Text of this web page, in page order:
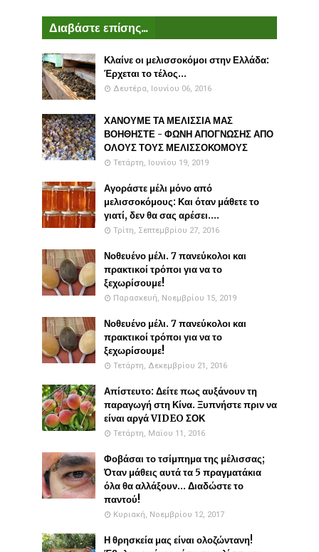
Διαβάστε επίσης...
Κλαίνε οι μελισσοκόμοι στην Ελλάδα:
Έρχεται το τέλος...
Δευτέρα, Ιουνίου 06, 2016
ΧΑΝΟΥΜΕ ΤΑ ΜΕΛΙΣΣΙΑ ΜΑΣ
ΒΟΗΘΗΣΤΕ - ΦΩΝΗ ΑΠΟΓΝΩΣΗΣ ΑΠΟ
ΟΛΟΥΣ ΤΟΥΣ ΜΕΛΙΣΣΟΚΟΜΟΥΣ
Τετάρτη, Ιουνίου 19, 2019
Αγοράστε μέλι μόνο από
μελισσοκόμους: Και όταν μάθετε το
γιατί, δεν θα σας αρέσει....
Τρίτη, Σεπτεμβρίου 27, 2016
Νοθευένο μέλι. 7 πανεύκολοι και
πρακτικοί τρόποι για να το
ξεχωρίσουμε!
Παρασκευή, Νοεμβρίου 15, 2019
Νοθευένο μέλι. 7 πανεύκολοι και
πρακτικοί τρόποι για να το
ξεχωρίσουμε!
Τετάρτη, Δεκεμβρίου 21, 2016
Απίστευτο: Δείτε πως αυξάνουν τη
παραγωγή στη Κίνα. Ξυπνήστε πριν να
είναι αργά VIDEO ΣΟΚ
Τετάρτη, Μαΐου 11, 2016
Φοβάσαι το τσίμπημα της μέλισσας;
Όταν μάθεις αυτά τα 5 πραγματάκια
όλα θα αλλάξουν... Διαδώστε το
παντού!
Κυριακή, Νοεμβρίου 12, 2017
Η θρησκεία μας είναι ολοζώντανη!